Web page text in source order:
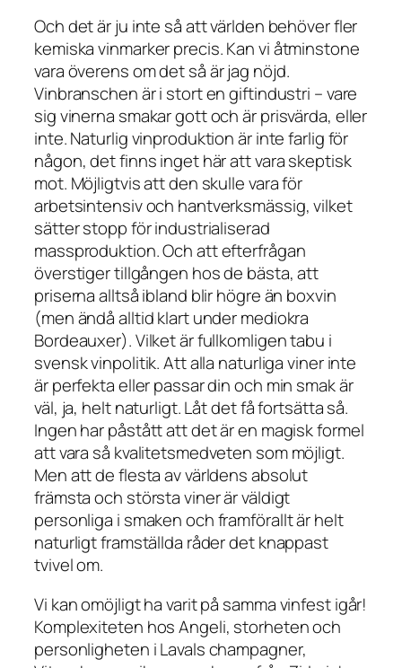
Och det är ju inte så att världen behöver fler
kemiska vinmarker precis. Kan vi åtminstone
vara överens om det så är jag nöjd.
Vinbranschen är i stort en giftindustri – vare
sig vinerna smakar gott och är prisvärda, eller
inte. Naturlig vinproduktion är inte farlig för
någon, det finns inget här att vara skeptisk
mot. Möjligtvis att den skulle vara för
arbetsintensiv och hantverksmässig, vilket
sätter stopp för industrialiserad
massproduktion. Och att efterfrågan
överstiger tillgången hos de bästa, att
priserna alltså ibland blir högre än boxvin
(men ändå alltid klart under mediokra
Bordeauxer). Vilket är fullkomligen tabu i
svensk vinpolitik. Att alla naturliga viner inte
är perfekta eller passar din och min smak är
väl, ja, helt naturligt. Låt det få fortsätta så.
Ingen har påstått att det är en magisk formel
att vara så kvalitetsmedveten som möjligt.
Men att de flesta av världens absolut
främsta och största viner är väldigt
personliga i smaken och framförallt är helt
naturligt framställda råder det knappast
tvivel om.
Vi kan omöjligt ha varit på samma vinfest igår!
Komplexiteten hos Angeli, storheten och
personligheten i Lavals champagner,